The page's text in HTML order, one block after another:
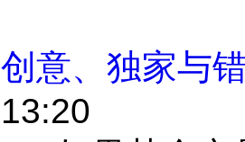
创意、独家与
13:20